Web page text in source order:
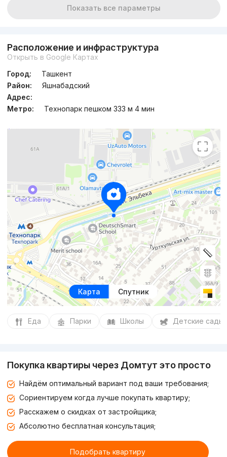
Показать все параметры
Расположение и инфраструктура
Открыть в Google Картах
Город:
Ташкент
Район:
Яшнабадский
Адрес:
Метро:
Технопарк пешком 333 м 4 мин
Карта Спутник
Еда Парки Школы Детские сады
Покупка квартиры через Домтут это просто
Найдём оптимальный вариант под ваши требования;
Сориентируем когда лучше покупать квартиру;
Расскажем о скидках от застройщика;
Абсолютно бесплатная консультация;
Подобрать квартиру